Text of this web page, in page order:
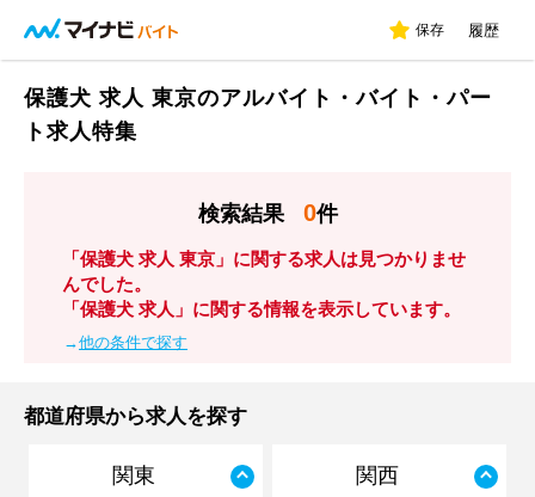
保存 履歴
保護犬 求人 東京のアルバイト・バイト・パー
ト求人特集
検索結果 0件
「保護犬 求人 東京」に関する求人は見つかりませ
んでした。
「保護犬 求人」に関する情報を表示しています。
→他の条件で探す
都道府県から求人を探す
関東 関西